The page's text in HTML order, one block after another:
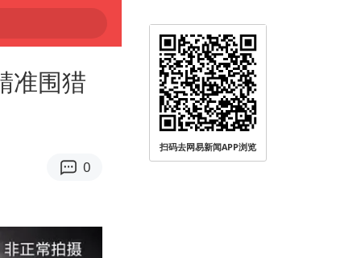
准围猎
0
扫码去网易新闻APP浏览